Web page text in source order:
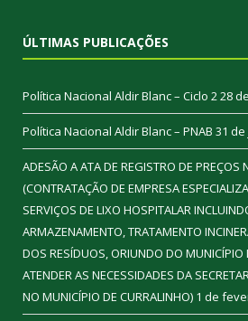
ÚLTIMAS PUBLICAÇÕES
Política Nacional Aldir Blanc – Ciclo 228
Política Nacional Aldir Blanc – PNAB 31
ADESÃO A ATA DE REGISTRO DE PREÇOS
(CONTRATAÇÃO DE EMPRESA
SERVIÇOS DE LIXO HOSPITALAR
ARMAZENAMENTO, TRATAMENTO
DOS RESÍDUOS, ORIUNDO DO MUNICÍPIO
ATENDER AS NECESSIDADES DA
NO MUNICÍPIO DE CURRALINHO) 1 de